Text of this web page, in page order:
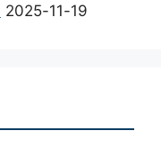
2025-11-19